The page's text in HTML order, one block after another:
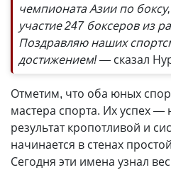
чемпионата Азии по
участие 247 боксеров из
Поздравляю наших
достижением!— сказал
Отметим, что оба юных
мастера спорта. Их успех —
результат кропотливой и
начинается в стенах
Сегодня эти имена узнал